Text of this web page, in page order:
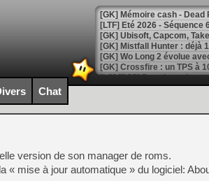
[LTF] Eté 2026 - Séquence
[GK] Mistfall Hunter : déjà
[GK] Wo Long 2 évolue
[GK] Crossfire : un TPS à
[LS] [PS5] Premiers
[Mo5] DOOM arrive en
[GK] Bethesda fête les 30
[GK] Roblox : l'action en
Chat
version de son manager de roms.
« mise à jour automatique » du logiciel: